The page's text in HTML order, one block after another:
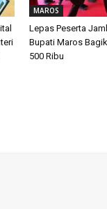
MAROS
Lepas Peserta
Bupati Maros
500 Ribu